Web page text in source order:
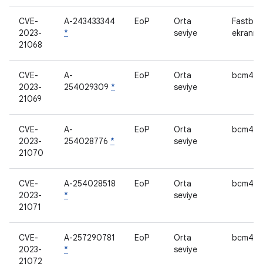
CVE-
2023-
21068
A-243433344
*
EoP
Orta
seviye
ekranı
CVE-
2023-
21069
A-
254029309 *
EoP
Orta
seviye
CVE-
2023-
21070
A-
254028776 *
EoP
Orta
seviye
CVE-
2023-
21071
A-254028518
*
EoP
Orta
seviye
CVE-
2023-
21072
A-257290781
*
EoP
Orta
seviye